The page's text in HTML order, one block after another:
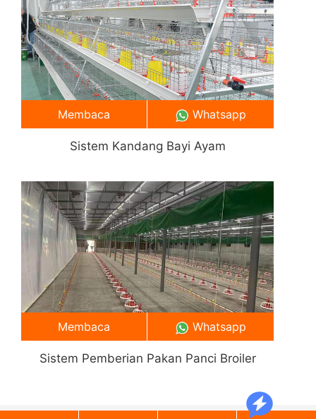
Sistem Kandang Bayi Ayam
Membaca Whatsapp
Sistem Pemberian Pakan Panci Broiler
Membaca Whatsapp